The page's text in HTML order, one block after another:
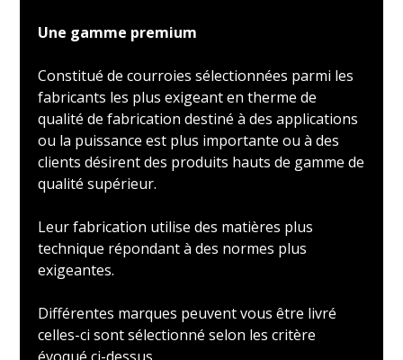
Une gamme premium
Constitué de courroies sélectionnées parmi les
fabricants les plus exigeant en therme de
qualité de fabrication destiné à des applications
ou la puissance est plus importante ou à des
clients désirent des produits hauts de gamme de
qualité supérieur.
Leur fabrication utilise des matières plus
technique répondant à des normes plus
exigeantes.
Différentes marques peuvent vous être livré
celles-ci sont sélectionné selon les critère